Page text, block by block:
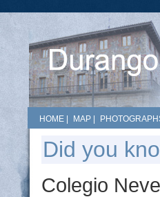
HOME MAP
Did you
Colegio